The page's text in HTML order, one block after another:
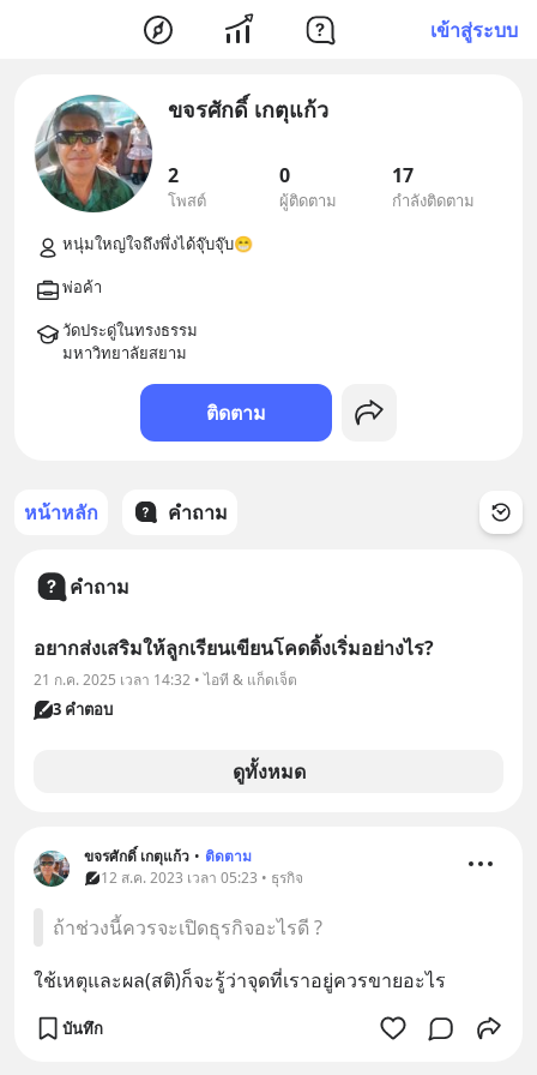
เข้าสู่ระบบ
ขจรศักดิ์ เกตุแก้ว
2
โพสต์
0
ผู้ติดตาม
17
กำลังติดตาม
วัดประดู่ในทรงธรรม
ติดตาม
หน้าหลัก คำถาม
คำถาม
อยากส่งเสริมให้ลูกเรียนเขียนโคดดิ้งเริ่มอย่างไร?
21 ก.ค. 2025 เวลา 14:32 • ไอที & แก็ดเจ็ต
3 คำตอบ
ดูทั้งหมด
ขจรศักดิ์ เกตุแก้ว • ติดตาม
12 ส.ค. 2023 เวลา 05:23 • ธุรกิจ
ถ้าช่วงนี้ควรจะเปิดธุรกิจอะไรดี ?
ใช้เหตุและผล(สติ)ก็จะรู้ว่าจุดที่เราอยู่ควรขายอะไร
บันทึก